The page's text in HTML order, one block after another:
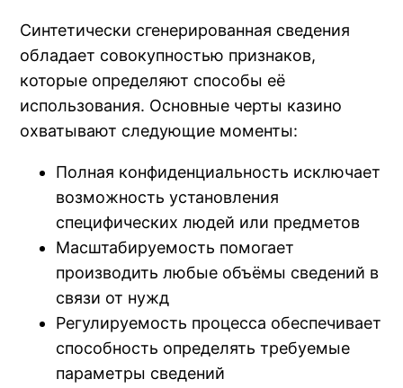
Синтетически сгенерированная сведения
обладает совокупностью признаков,
которые определяют способы её
использования. Основные черты казино
охватывают следующие моменты:
Полная конфиденциальность исключает
возможность установления
специфических людей или предметов
Масштабируемость помогает
производить любые объёмы сведений в
связи от нужд
Регулируемость процесса обеспечивает
способность определять требуемые
параметры сведений